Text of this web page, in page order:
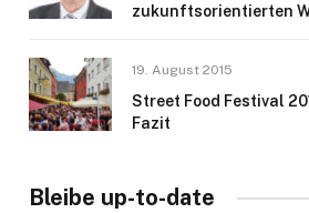
zukunftsorientierten
19. August 2015
Street Food Festival
Fazit
Bleibe up-to-date